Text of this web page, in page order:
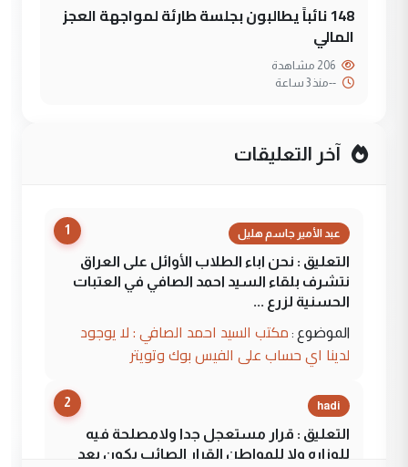
148 نائباً يطالبون بجلسة طارئة لمواجهة العجز
المالي
--منذ 3 ساعة
آخر التعليقات
1 عبد الأمير جاسم هليل
التعليق : نحن اباء الطلاب الأوائل على العراق
نتشرف بلقاء السيد احمد الصافي في العتبات
الحسنية لزرع ...
الموضوع : مكتب السيد احمد الصافي : لا يوجود
لدينا اي حساب على الفيس بوك وتويتر
2 hadi
التعليق : قرار مستعجل جدا ولامصلحة فيه
للوزاره ولا للمواطن القرار الصائب يكون بعد